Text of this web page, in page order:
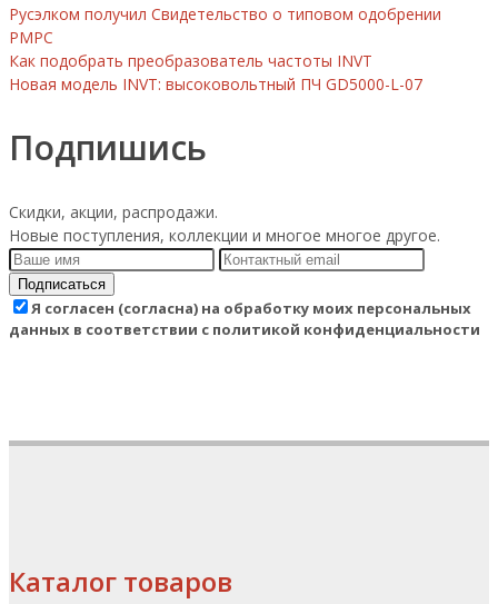
Русэлком получил Свидетельство о типовом одобрении
РМРС
Как подобрать преобразователь частоты INVT
Новая модель INVT: высоковольтный ПЧ GD5000-L-07
Подпишись
Скидки, акции, распродажи.
Новые поступления, коллекции и многое многое другое.
Подписаться
Я согласен (согласна) на обработку моих персональных
данных в соответствии с политикой конфиденциальности
Каталог товаров